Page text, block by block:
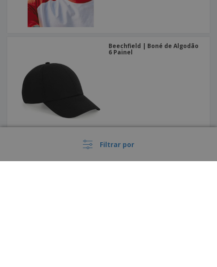
Filtrar por
Beechfield | Boné de Algodão
6 Painel
BILGOLA